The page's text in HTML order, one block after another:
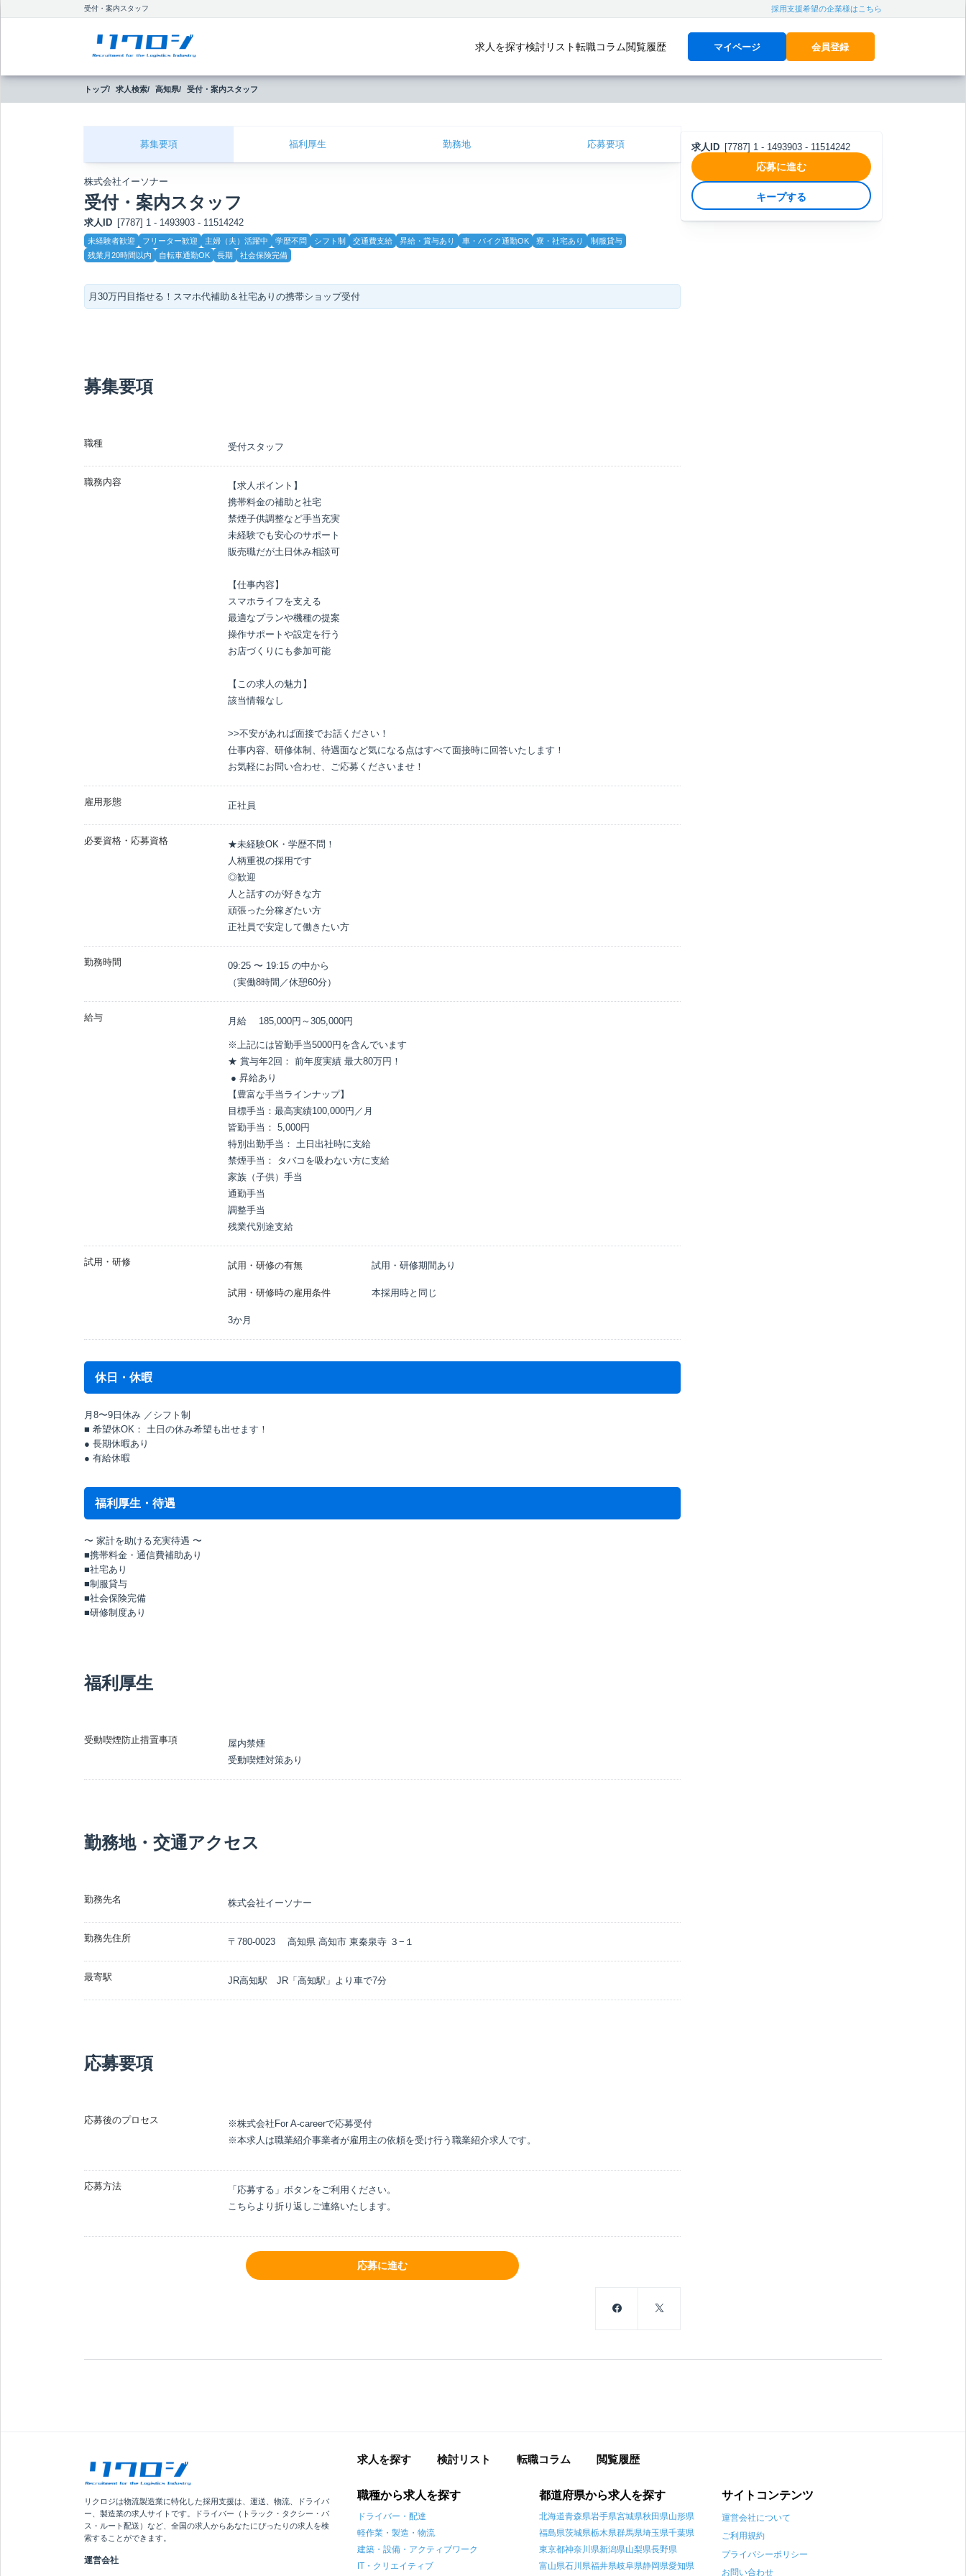
受付・案内スタッフ 採用支援希望の企業様はこちら
求人を探す検討リスト転職コラム閲覧履歴 マイページ 会員登録
トップ 求人検索 高知県 受付・案内スタッフ
募集要項 福利厚生 勤務地 応募要項
株式会社イーソナー
受付・案内スタッフ
求人ID [7787] 1 - 1493903 - 11514242
こ
だ
わ
未経験者歓迎 フリーター歓迎 主婦（夫）活躍中 学歴不問 シフト制 交通費支給 昇給・賞与あり 車・バイク通勤OK 寮・社宅あり
制服貸与
残業月20時間以内
自転車通勤OK 長期 社会保険完備
月30万円目指せる！スマホ代補助＆社宅ありの携帯ショップ受付
募集要項
職種 受付スタッフ
職務内容
【求人ポイント】
携帯料金の補助と社宅
禁煙子供調整など手当充実
未経験でも安心のサポート
販売職だが土日休み相談可
【仕事内容】
スマホライフを支える
最適なプランや機種の提案
操作サポートや設定を行う
お店づくりにも参加可能
【この求人の魅力】
該当情報なし
>>不安があれば面接でお話ください！
仕事内容、研修体制、待遇面など気になる点はすべて面接時に回答いたします！
お気軽にお問い合わせ、ご応募くださいませ！
雇用形態 正社員
必要資格・応募資格
★未経験OK・学歴不問！
人柄重視の採用です
◎歓迎
人と話すのが好きな方
頑張った分稼ぎたい方
正社員で安定して働きたい方
勤務時間
09:25 〜 19:15 の中から
（実働8時間／休憩60分）
給与 月給 185,000円～ 305,000円
※上記には皆勤手当5000円を含んでいます
★ 賞与年2回： 前年度実績 最大80万円！
【豊富な手当ラインナップ】
目標手当：最高実績100,000円／月
皆勤手当： 5,000円
特別出勤手当： 土日出社時に支給
禁煙手当： タバコを吸わない方に支給
家族（子供）手当
通勤手当
調整手当
残業代別途支給
試用・研修 試用・研修の有無 試用・研修期間あり
試用・研修時の雇用条件 本採用時と同じ
3か月
休日・休暇
月8〜9日休み ／シフト制
■ 希望休OK： 土日の休み希望も出せます！
● 長期休暇あり
● 有給休暇
福利厚生・待遇
〜 家計を助ける充実待遇 〜
■携帯料金・通信費補助あり
■社宅あり
■制服貸与
■社会保険完備
■研修制度あり
福利厚生
受動喫煙防止措置事項
屋内禁煙
受動喫煙対策あり
勤務地・交通アクセス
勤務先名 株式会社イーソナー
勤務先住所 〒780-0023 高知県 高知市 東秦泉寺 ３−１
最寄駅 JR高知駅 JR「高知駅」より車で7分
応募要項
応募後のプロセス
※株式会社For A-careerで応募受付
※本求人は職業紹介事業者が雇用主の依頼を受け行う職業紹介求人です。
応募方法
「応募する」ボタンをご利用ください。
こちらより折り返しご連絡いたします。
応募に進む
求人ID [7787] 1 - 1493903 - 11514242
応募に進む
キープする
リクロジは物流製造業に特化した採用支援は、運送、物流、ドライバ
ー、製造業の求人サイトです。ドライバー（トラック・タクシー・バ
ス・ルート配送）など、全国の求人からあなたにぴったりの求人を検
索することができます。
運営会社
求人を探す 検討リスト 転職コラム 閲覧履歴
職種から求人を探す
ドライバー・配達
軽作業・製造・物流
建築・設備・アクティブワーク
IT・クリエイティブ
都道府県から求人を探す
北海道青森県岩手県宮城県秋田県山形県
福島県茨城県栃木県群馬県埼玉県千葉県
東京都神奈川県新潟県山梨県長野県
富山県石川県福井県岐阜県静岡県愛知県
サイトコンテンツ
運営会社について
ご利用規約
プライバシーポリシー
お問い合わせ